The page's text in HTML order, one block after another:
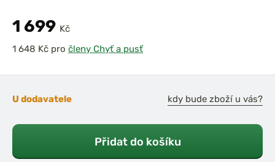
1 699 Kč
pro členy Chyť a pusť
U dodavatele kdy bude zboží u vás?
Přidat do košíku